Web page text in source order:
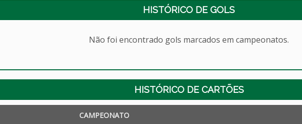
HISTÓRICO DE GOLS
Não foi encontrado gols marcados em campeonatos.
HISTÓRICO DE CARTÕES
CAMPEONATO